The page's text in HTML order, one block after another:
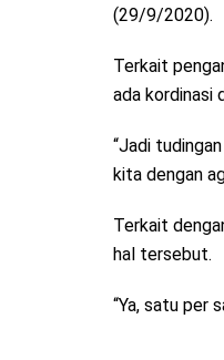
(29/9/2020).
Terkait
ada kordinasi
“Jadi
kita dengan
Terkait
hal tersebut.
“Ya, satu per